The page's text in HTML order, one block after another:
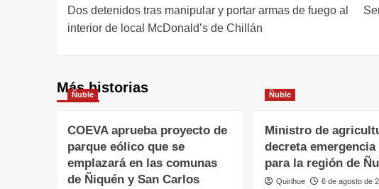
Dos detenidos tras manipular y portar armas de fuego al
interior de local McDonald’s de Chillán
Más historias
Ñuble
COEVA aprueba proyecto de
parque eólico que se
emplazará en las comunas
de Ñiquén y San Carlos
Ñuble
Ministro de
decreta
para la región de
Quirihue 6 de agosto de